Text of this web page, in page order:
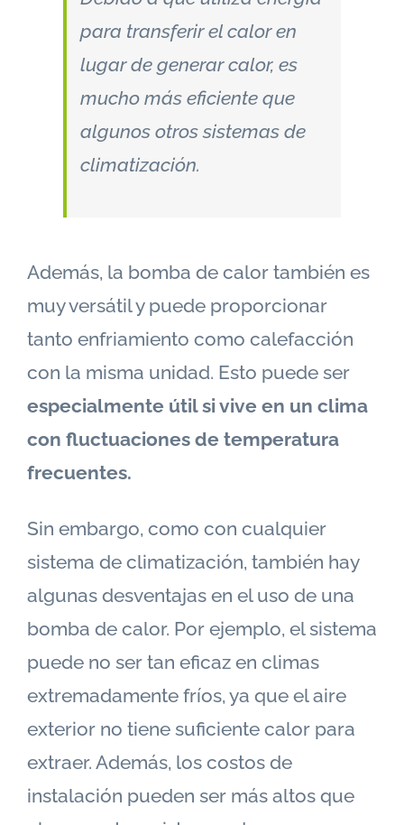
para transferir el calor en
lugar de generar calor, es
mucho más eficiente que
algunos otros sistemas de
climatización.
Además, la bomba de calor también es
muy versátil y puede proporcionar
tanto enfriamiento como calefacción
con la misma unidad. Esto puede ser
especialmente útil si vive en un clima
con fluctuaciones de temperatura
frecuentes.
Sin embargo, como con cualquier
sistema de climatización, también hay
algunas desventajas en el uso de una
bomba de calor. Por ejemplo, el sistema
puede no ser tan eficaz en climas
extremadamente fríos, ya que el aire
exterior no tiene suficiente calor para
extraer. Además, los costos de
instalación pueden ser más altos que